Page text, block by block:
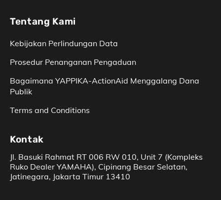
Tentang Kami
Kebijakan Perlindungan Data
Prosedur Penanganan Pengaduan
Bagaimana YAPPIKA-­ActionAid Menggalang Dana
Publik
Terms and Conditions
Kontak
Jl. Basuki Rahmat RT 006 RW 010, Unit 7 (Kompleks
Ruko Dealer YAMAHA), Cipinang Besar Selatan,
Jatinegara, Jakarta Timur 13410